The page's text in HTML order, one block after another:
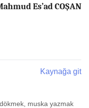
Es’ad COŞAN
Kaynağa git
muska yazmak